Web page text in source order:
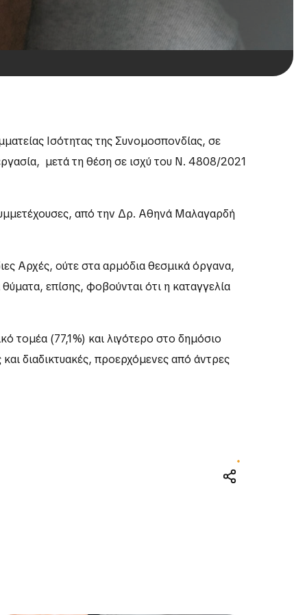
Ισότητας της Συνομοσπονδίας, σε
μετά τη θέση σε ισχύ του Ν. 4808/2021
από την Δρ. Αθηνά Μαλαγαρδή
Αρχές, ούτε στα αρμόδια θεσμικά όργανα,
επίσης, φοβούνται ότι η καταγγελία
τομέα (77,1%) και λιγότερο στο δημόσιο
διαδικτυακές, προερχόμενες από άντρες